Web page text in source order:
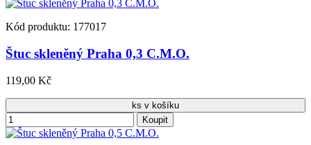
Kód produktu: 177017
Štuc skleněný Praha 0,3 C.M.O.
119,00 Kč
ks v košíku
Koupit